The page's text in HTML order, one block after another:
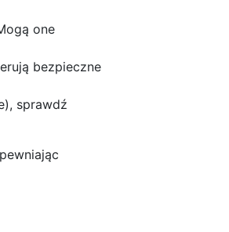
one
bezpieczne
sprawdź